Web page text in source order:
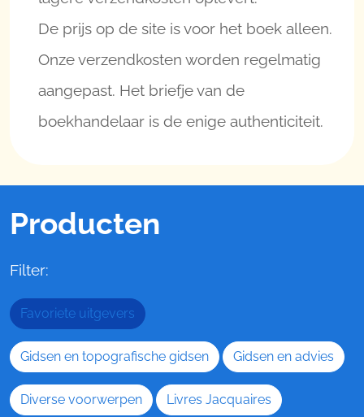
De prijs op de site is voor het boek alleen.
Onze verzendkosten worden regelmatig
aangepast. Het briefje van de
boekhandelaar is de enige authenticiteit.
Producten
Filter:
Favoriete uitgevers
Gidsen en topografische gidsen Gidsen en advies
Diverse voorwerpen Livres Jacquaires